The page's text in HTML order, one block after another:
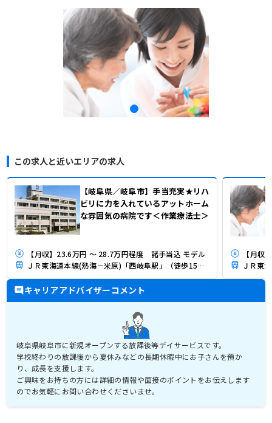
この求人と近いエリアの求人
【岐阜県／岐阜市】手当充実★リハ
ビリに力を入れているアットホーム
な雰囲気の病院です＜作業療法士＞
【月収】23.6万円 ～ 28.7万円程度 諸手当込 モデル
ＪＲ東海道本線(熱海－米原)「西岐阜駅」（徒歩15分）
【月収
キャリアアドバイザーコメント
岐阜県岐阜市に新規オープンする放課後等デイサービスです。
学校終わりの放課後から夏休みなどの長期休暇中にお子さんを預か
り、成長を支援します。
ご興味をお持ちの方には詳細の情報や面接のポイントをお伝えします